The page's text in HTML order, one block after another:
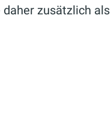
zusätzlich als